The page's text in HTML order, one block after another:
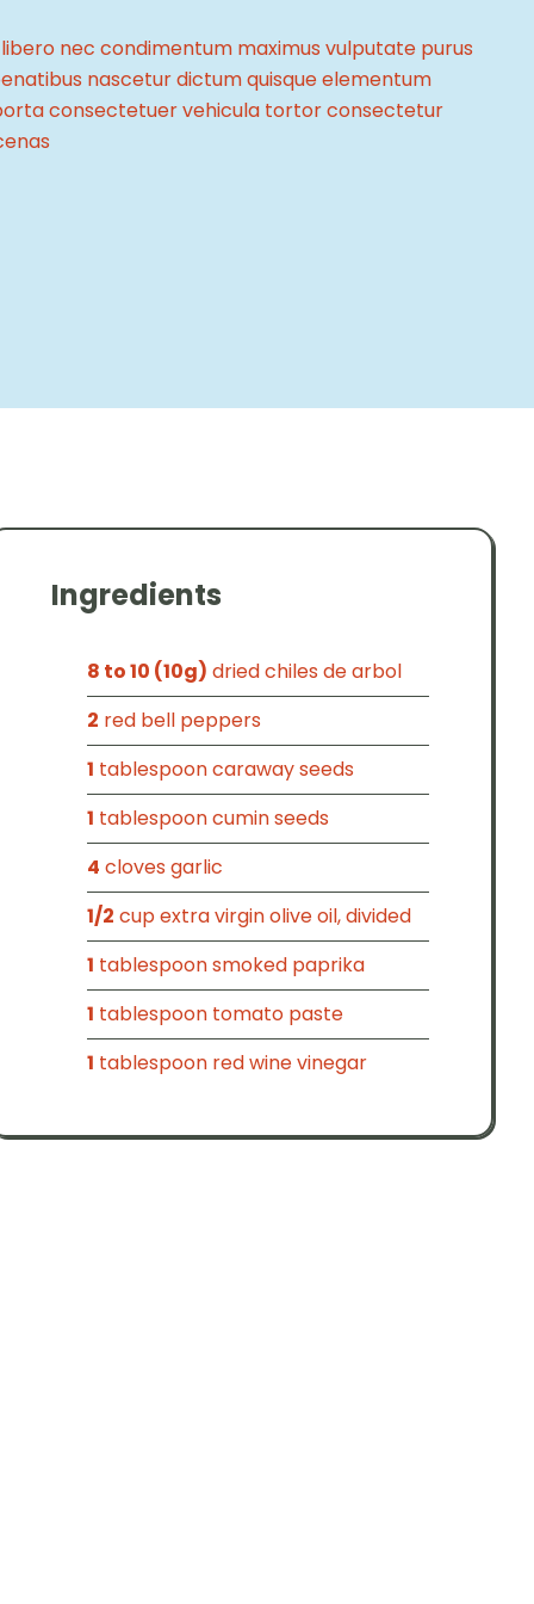
nec condimentum maximus vulputate purus
nascetur dictum quisque elementum
consectetuer vehicula tortor consectetur
Ingredients
8 to 10 (10g) dried chiles de arbol
2 red bell peppers
1 tablespoon caraway seeds
1 tablespoon cumin seeds
4 cloves garlic
1/2 cup extra virgin olive oil, divided
1 tablespoon smoked paprika
1 tablespoon tomato paste
1 tablespoon red wine vinegar